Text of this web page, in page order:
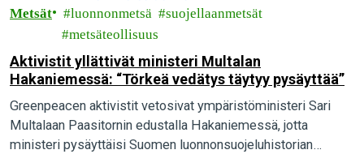
Metsät luonnonmetsä
suojellaanmetsät
metsäteollisuus
Aktivistit yllättivät ministeri Multalan
Hakaniemessä: “Törkeä vedätys täytyy pysäyttää”
Greenpeacen aktivistit vetosivat ympäristöministeri Sari
Multalaan Paasitornin edustalla Hakaniemessä, jotta
ministeri pysäyttäisi Suomen luonnonsuojeluhistorian